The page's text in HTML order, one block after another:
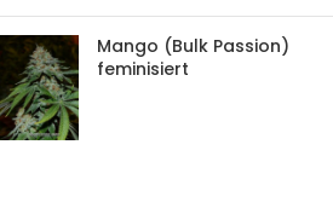
Mango (Bulk Passion)
feminisiert